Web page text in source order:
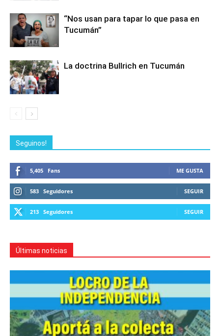
“Nos usan para tapar lo que pasa en
Tucumán”
La doctrina Bullrich en Tucumán
Seguinos!
5,405 Fans ME GUSTA
583 Seguidores SEGUIR
213 Seguidores SEGUIR
Últimas noticias